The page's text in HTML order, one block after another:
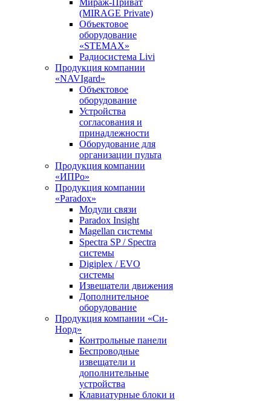
Мираж-Приват
(MIRAGE Private)
Объектовое
оборудование
«STEMAX»
Радиосистема Livi
Продукция компании
«NAVIgard»
Объектовое
оборудование
Устройства
согласования и
принадлежности
Оборудование для
организации пульта
Продукция компании
«ИПРо»
Продукция компании
«Paradox»
Модули связи
Paradox Insight
Magellan системы
Spectra SP / Spectra
системы
Digiplex / EVO
системы
Извещатели движения
Дополнительное
оборудование
Продукция компании «Си-
Норд»
Контрольные панели
Беспроводные
извещатели и
дополнительные
устройства
Клавиатурные блоки и